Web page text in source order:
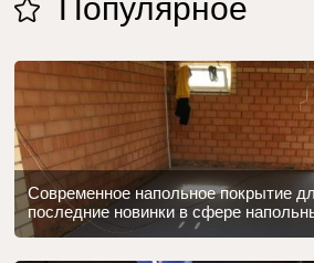
Популярное
Современное напольное покрытие
последние новинки в сфере